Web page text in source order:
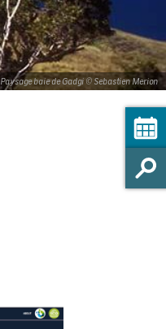
Paysage baie de Gadgi © Sebastien Merion